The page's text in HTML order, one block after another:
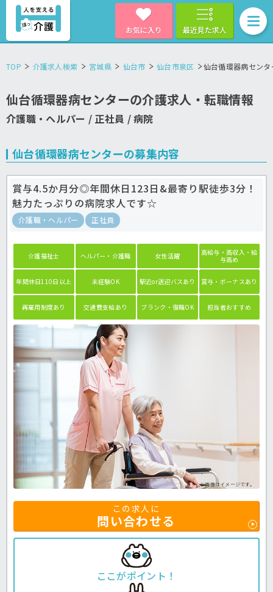
お気に入り 最近見た求人
TOP 介護求人検索 宮城県 仙台市 仙台市泉区 仙台循環器病セン
仙台循環器病センターの介護求人・転職情報
介護職・ヘルパー / 正社員 / 病院
仙台循環器病センターの募集内容
賞与4.5か月分◎年間休日123日&最寄り駅徒歩3分！
魅力たっぷりの病院求人です☆
介護職・ヘルパー 正社員
介護福祉士 ヘルパー・介護職 女性活躍
高給与・高収入・給
与高め
年間休日110日以上 未経験OK 駅近or送迎バスあり 賞与・ボーナスあり
再雇用制度あり 交通費支給あり ブランク・復職OK 担当者おすすめ
※画像はイメージです。
この求人に
問い合わせる
ここがポイント！